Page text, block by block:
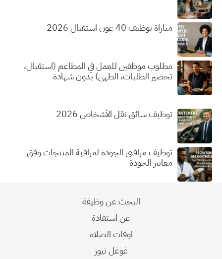
مباراة توظيف 40 عون استقبال 2026
مطلوب موظفين للعمل في المطاعم (استقبال،
تحضير الطلبات، الطهي) بدون شهادة
توظيف سائق نقل الأشخاص 2026
توظيف مراقبي الجودة لمراقبة المنتجات وفق
معايير الجودة
البحث عن وظيفة
عن استفادة
اوقات الصلاة
غوغل نيوز